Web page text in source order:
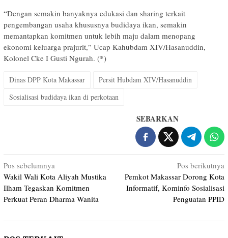
“Dengan semakin banyaknya edukasi dan sharing terkait
pengembangan usaha khususnya budidaya ikan, semakin
memantapkan komitmen untuk lebih maju dalam menopang
ekonomi keluarga prajurit,” Ucap Kahubdam XIV/Hasanuddin,
Kolonel Cke I Gusti Ngurah. (*)
Dinas DPP Kota Makassar
Persit Hubdam XIV/Hasanuddin
Sosialisasi budidaya ikan di perkotaan
SEBARKAN
Navigasi
pos
Pos sebelumnya
Wakil Wali Kota Aliyah Mustika
Ilham Tegaskan Komitmen
Perkuat Peran Dharma Wanita
Pos berikutnya
Pemkot Makassar Dorong Kota
Informatif, Kominfo Sosialisasi
Penguatan PPID